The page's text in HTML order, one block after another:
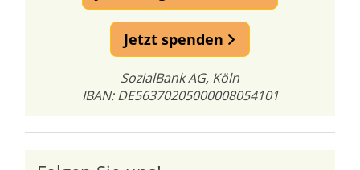
Jetzt spenden
SozialBank AG, Köln
IBAN: DE56370205000008054101